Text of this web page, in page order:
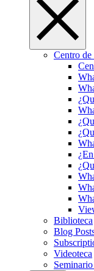
Centro de
Biblioteca
Blog
Videoteca